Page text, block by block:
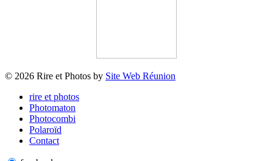
© 2026 Rire et Photos by Site Web Réunion
rire et photos
Photomaton
Photocombi
Polaroïd
Contact